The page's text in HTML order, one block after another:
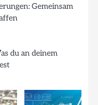
Gemeinsam
du an deinem